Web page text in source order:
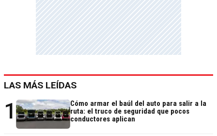
LAS MÁS LEÍDAS
1
Cómo armar el baúl del auto para salir a la
ruta: el truco de seguridad que pocos
conductores aplican